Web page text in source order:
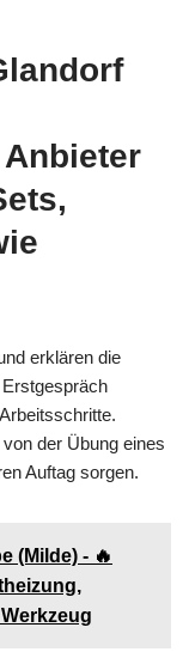
erklären die
der Übung eines
Auftag sorgen.
(Milde) - 🔥